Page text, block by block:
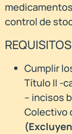
control de
REQUISITOS
Cumplir
Título II -
– incisos
Colectivo